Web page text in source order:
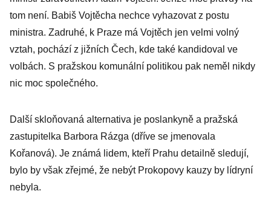
tom není. Babiš Vojtěcha nechce vyhazovat z postu
ministra. Zadruhé, k Praze má Vojtěch jen velmi volný
vztah, pochází z jižních Čech, kde také kandidoval ve
volbách. S pražskou komunální politikou pak neměl nikdy
nic moc společného.
Další skloňovaná alternativa je poslankyně a pražská
zastupitelka Barbora Rázga (dříve se jmenovala
Kořanová). Je známá lidem, kteří Prahu detailně sledují,
bylo by však zřejmé, že nebýt Prokopovy kauzy by lídryní
nebyla.